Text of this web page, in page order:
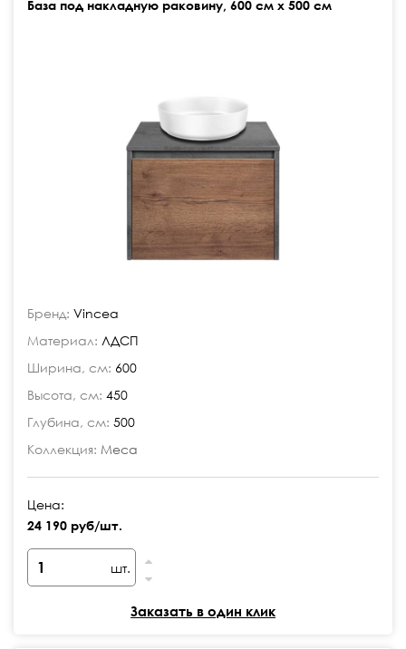
База под накладную раковину, 600 см х 500 см
Бренд: Vincea
Материал: ЛДСП
Ширина, см: 600
Высота, см: 450
Глубина, см: 500
Коллекция: Меса
Цена:
24 190 руб/шт.
шт.
Заказать в один клик